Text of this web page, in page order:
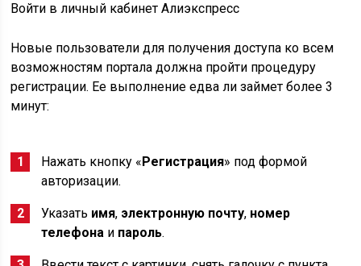
Войти в личный кабинет Алиэкспресс
Новые пользователи для получения доступа ко всем
возможностям портала должна пройти процедуру
регистрации. Ее выполнение едва ли займет более 3
минут:
Нажать кнопку «Регистрация» под формой
авторизации.
Указать имя, электронную почту, номер
телефона и пароль.